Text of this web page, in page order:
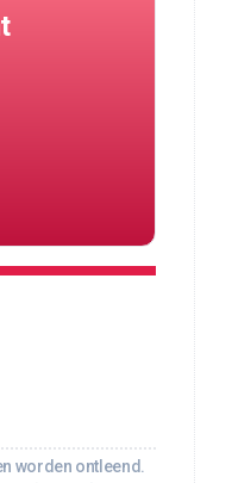
worden ontleend.